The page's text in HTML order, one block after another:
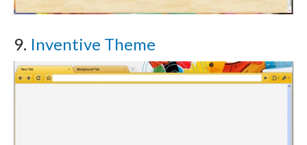
9. Inventive Theme